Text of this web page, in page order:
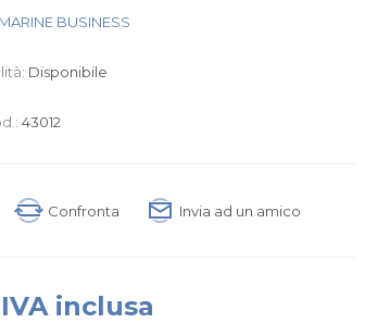
MARINE BUSINESS
Disponibile
43012
Confronta Invia ad un amico
inclusa